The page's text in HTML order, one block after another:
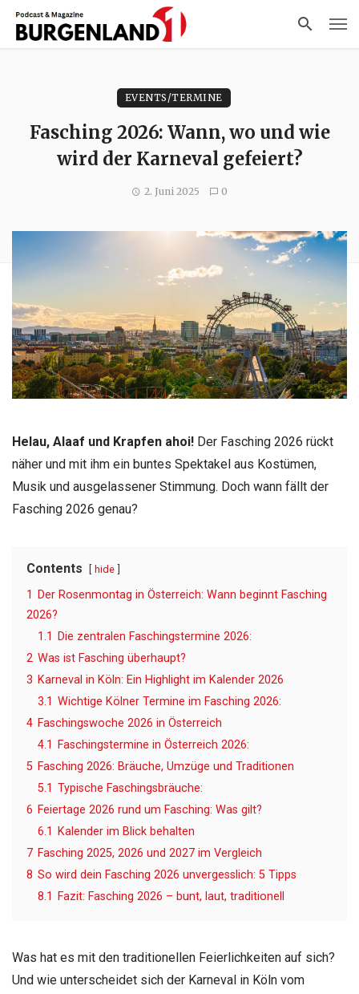
EVENTS/TERMINE
Fasching 2026: Wann, wo und wie
wird der Karneval gefeiert?
2. Juni 2025 0
Helau, Alaaf und Krapfen ahoi! Der Fasching 2026 rückt
näher und mit ihm ein buntes Spektakel aus Kostümen,
Musik und ausgelassener Stimmung. Doch wann fällt der
Fasching 2026 genau?
Contents hide
1
Der Rosenmontag in Österreich: Wann beginnt Fasching
2026?
1.1
Die zentralen Faschingstermine 2026:
2 Was ist Fasching überhaupt?
3 Karneval in Köln: Ein Highlight im Kalender 2026
3.1 Wichtige Kölner Termine im Fasching 2026:
4 Faschingswoche 2026 in Österreich
4.1
Faschingstermine in Österreich 2026:
5 Fasching 2026: Bräuche, Umzüge und Traditionen
5.1 Typische Faschingsbräuche:
6 Feiertage 2026 rund um Fasching: Was gilt?
6.1
Kalender im Blick behalten
7 Fasching 2025, 2026 und 2027 im Vergleich
8 So wird dein Fasching 2026 unvergesslich: 5 Tipps
8.1
Fazit: Fasching 2026 – bunt, laut, traditionell
Was hat es mit den traditionellen Feierlichkeiten auf sich?
Und wie unterscheidet sich der Karneval in Köln vom